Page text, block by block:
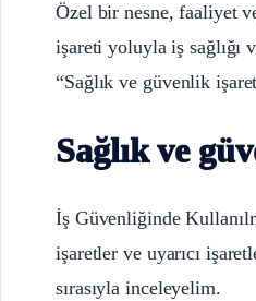
Özel bir nesne, faaliyet
işareti yoluyla iş sağlığı
“Sağlık ve güvenlik
Sağlık ve
İş Güvenliğinde
işaretler ve uyarıcı
sırasıyla inceleyelim.